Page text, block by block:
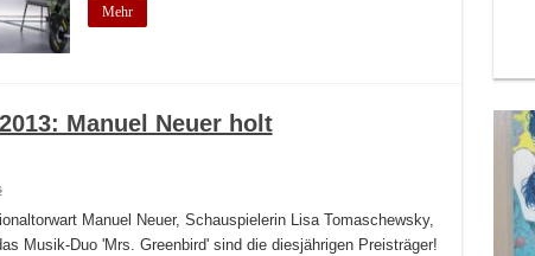
Mehr
Manuel Neuer holt
Manuel Neuer, Schauspielerin Lisa Tomaschewsky,
Musik-Duo 'Mrs. Greenbird' sind die diesjährigen Preisträger!